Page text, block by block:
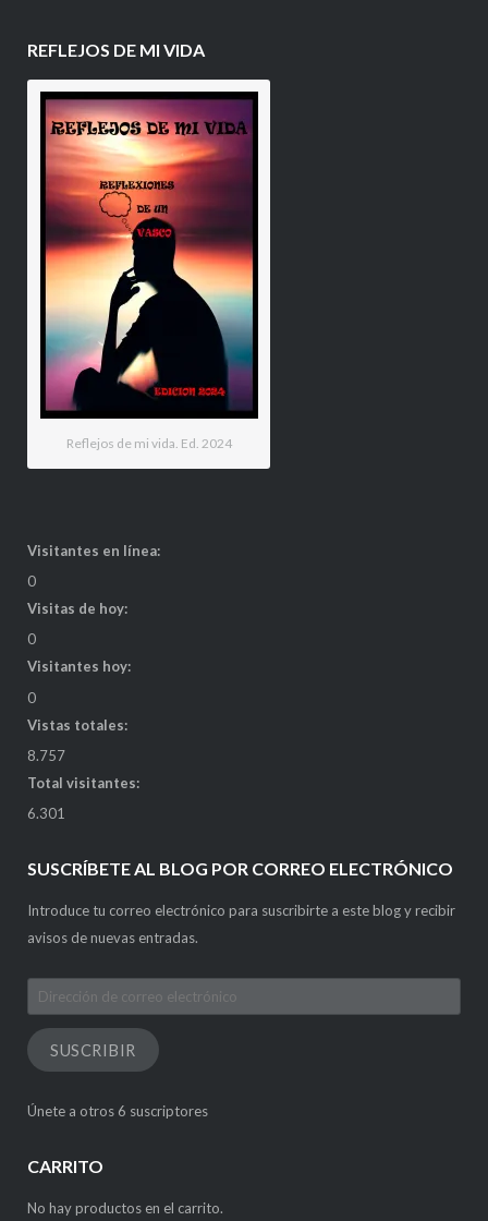
REFLEJOS DE MI VIDA
Reflejos de mi vida. Ed. 2024
Visitantes en línea:
0
Visitas de hoy:
0
Visitantes hoy:
0
Vistas totales:
8.757
Total visitantes:
6.301
SUSCRÍBETE AL BLOG POR CORREO ELECTRÓNICO
Introduce tu correo electrónico para suscribirte a este blog y recibir
avisos de nuevas entradas.
Dirección
de
correo
electrónico
SUSCRIBIR
Únete a otros 6 suscriptores
CARRITO
No hay productos en el carrito.